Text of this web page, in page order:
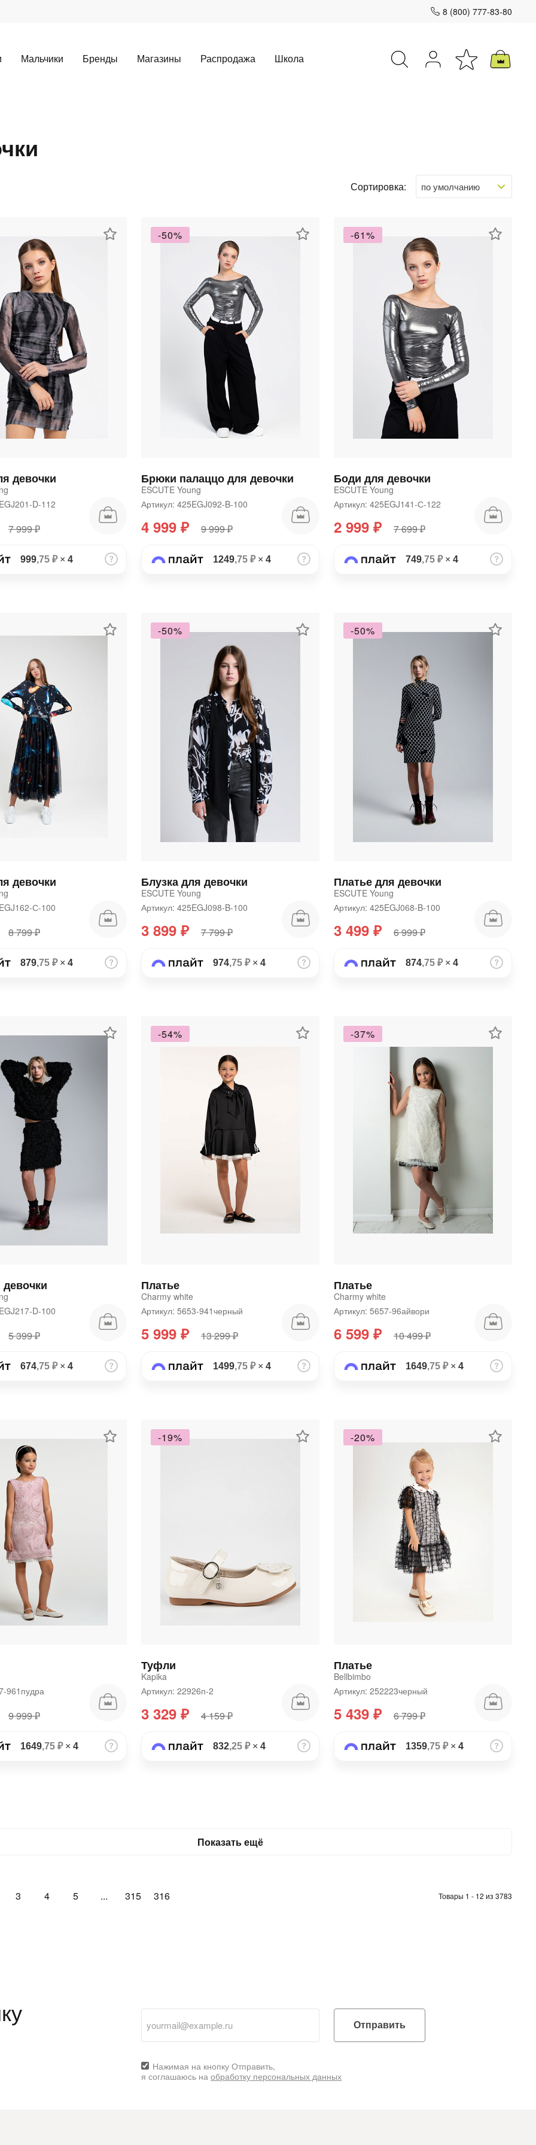
8 (800) 777-83-80
Мальчики Бренды Магазины Распродажа Школа
Сортировка:
девочки
D-112
7 999 ₽
999,75 ₽× 4
-50%
Брюки палаццо для девочки
ESCUTE Young
Артикул: 425EGJ092-B-100
4 999 ₽ 9 999 ₽
1249,75 ₽× 4
-61%
Боди для девочки
ESCUTE Young
Артикул: 425EGJ141-С-122
2 999 ₽ 7 699 ₽
749,75 ₽× 4
девочки
С-100
8 799 ₽
879,75 ₽× 4
-50%
Блузка для девочки
ESCUTE Young
Артикул: 425EGJ098-B-100
3 899 ₽ 7 799 ₽
974,75 ₽× 4
-50%
Платье для девочки
ESCUTE Young
Артикул: 425EGJ068-B-100
3 499 ₽ 6 999 ₽
874,75 ₽× 4
D-100
5 399 ₽
674,75 ₽× 4
-54%
Платье
Charmy white
Артикул: 5653-941черный
5 999 ₽ 13 299 ₽
1499,75 ₽× 4
-37%
Платье
Charmy white
Артикул: 5657-96айвори
6 599 ₽ 10 499 ₽
1649,75 ₽× 4
961пудра
9 999 ₽
1649,75 ₽× 4
-19%
Туфли
Kapika
Артикул: 22926п-2
3 329 ₽ 4 159 ₽
832,25 ₽× 4
-20%
Платье
Bellbimbo
Артикул: 252223черный
5 439 ₽ 6 799 ₽
1359,75 ₽× 4
Показать ещё
Товары 1 - 12 из 3783
3 4 5 ... 315 316
Отправить
Нажимая на кнопку Отправить,
я соглашаюсь на обработку персональных данных
оплату
части
График платежей
Сегодня
25%
Добавляйте товары
Оплачивайте сегодня только
25 % картой любого банка
Подробнее
раз в 2
недели
раз в 2 недели
8 800 302-02-51